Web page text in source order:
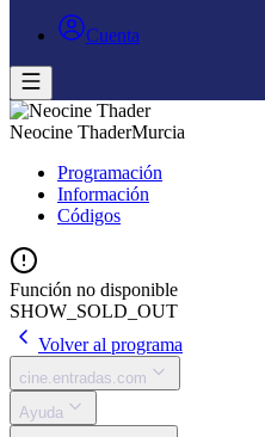
Cuenta
Neocine ThaderMurcia
Programación
Información
Códigos
Función no disponible
SHOW_SOLD_OUT
Volver al programa
cine.entradas.com
Ayuda